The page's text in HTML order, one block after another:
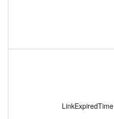
LinkExpiredTime